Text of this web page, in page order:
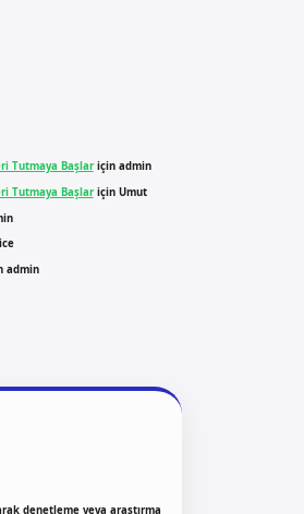
Tutmaya Başlariçin admin
Tutmaya Başlariçin Umut
admin
denetleme veya araştırma